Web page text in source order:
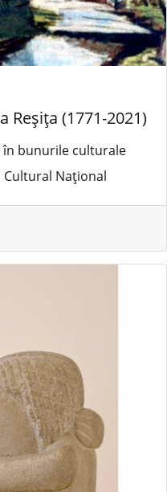
Reșița (1771-2021)
bunurile culturale
Național